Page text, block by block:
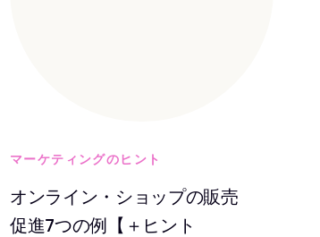
マーケティングのヒント
オンライン・ショップの販売
促進7つの例【＋ヒント